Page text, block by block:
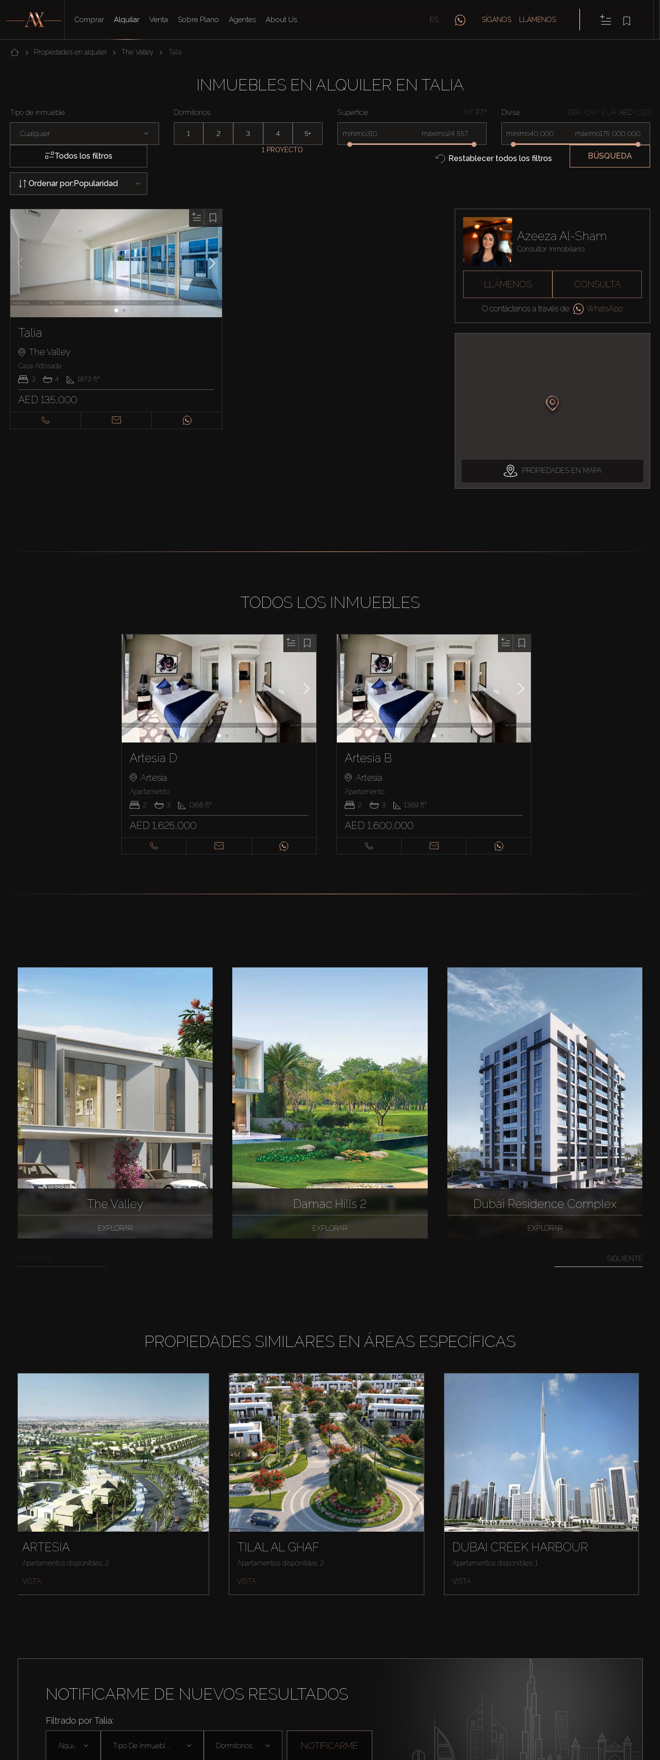
Comprar Alquilar Venta Sobre Plano Agentes About Us ES SÍGANOS LLÁMENOS
Propiedades en alquiler The Valley Talia
INMUEBLES EN ALQUILER EN TALIA
Tipo de inmueble
Cualquier
Dormitorios
1 2 3 4 5+
Superficie M² FT²
mínimo máximo
Divisa GBP CNY EUR AED USD
mínimo máximo
Todos los filtros
1 PROYECTO
Restablecer todos los filtros BÚSQUEDA
Ordenar por:Popularidad
Talia
The Valley
Casa Adosada
3
4 1873 ft²
AED 135,000
Azeeza Al-Sham
Consultor Inmobiliario
LLÁMENOS CONSULTA
O contáctanos a través de WhatsApp
PROPIEDADES EN MAPA
TODOS LOS INMUEBLES
Artesia D
Artesia
Apartamento
2
3 1368ft²
AED 1,625,000
Artesia B
Artesia
Apartamento
2
3 1369 ft²
AED 1,600,000
The Valley
EXPLORAR
Damac Hills 2
EXPLORAR
Dubai Residence Complex
EXPLORAR
SIGUIENTE
PROPIEDADES SIMILARES EN ÁREAS ESPECÍFICAS
ARTESIA
Apartamentos disponibles: 2
VISTA
TILAL AL GHAF
Apartamentos disponibles: 2
VISTA
DUBAI CREEK HARBOUR
Apartamentos disponibles: 1
VISTA
NOTIFICARME DE NUEVOS RESULTADOS
Filtrado por Talia:
Tipo De Inmuebl ... Dormitorios NOTIFICARME